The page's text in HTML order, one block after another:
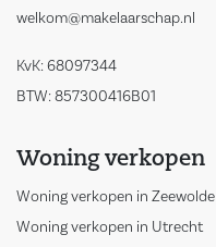
welkom@makelaarschap.nl
KvK: 68097344
BTW: 857300416B01
Woning verkopen
Woning verkopen in Zeewolde
Woning verkopen in Utrecht